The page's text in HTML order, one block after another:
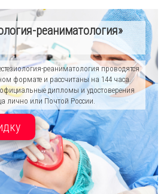
реаниматология»
реаниматология проводятся
формате и рассчитаны на 144 часа.
дипломы и удостоверения
лично или Почтой России.